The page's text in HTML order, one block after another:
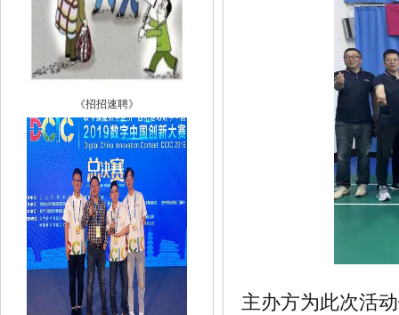
《招招速聘》
主办方为此次活